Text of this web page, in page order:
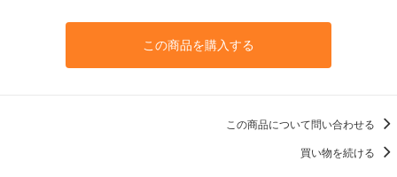
この商品を購入する
この商品について問い合わせる
買い物を続ける